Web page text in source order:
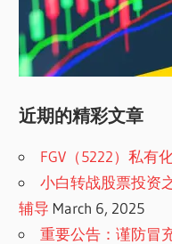
近期的精彩文章
FGV（5222）私有
小白转战股票投资
辅导 March 6, 2025
重要公告：谨防冒